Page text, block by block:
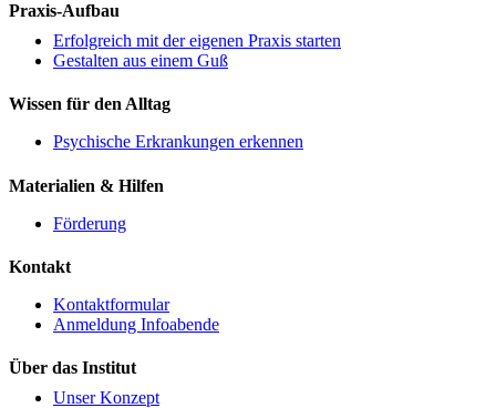
Praxis-Aufbau
Erfolgreich mit der eigenen Praxis starten
Gestalten aus einem Guß
Wissen für den Alltag
Psychische Erkrankungen erkennen
Materialien & Hilfen
Förderung
Kontakt
Kontaktformular
Anmeldung Infoabende
Über das Institut
Unser Konzept